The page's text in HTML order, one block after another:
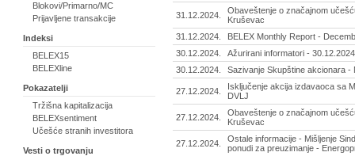
Blokovi/Primarno/MC
Prijavljene transakcije
Indeksi
BELEX15
BELEXline
Pokazatelji
Tržišna kapitalizacija
BELEXsentiment
Učešće stranih investitora
Vesti o trgovanju
31.12.2024.
Obaveštenje o značajnom
Kruševac
31.12.2024.
BELEX Monthly Report -
30.12.2024.
Ažurirani informatori - 30.12.2024
30.12.2024.
Sazivanje Skupštine akcionara -
27.12.2024.
Isključenje akcija izdavaoca sa
DVLJ
27.12.2024.
Obaveštenje o značajnom
Kruševac
27.12.2024.
Ostale informacije - Mišljenje
ponudi za preuzimanje -